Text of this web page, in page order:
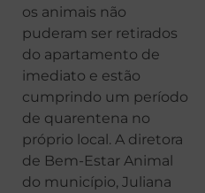
os animais não
puderam ser retirados
do apartamento de
imediato e estão
cumprindo um período
de quarentena no
próprio local. A diretora
de Bem-Estar Animal
do município, Juliana